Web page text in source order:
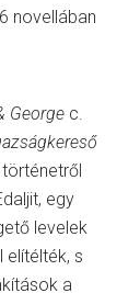
novellában
George c.
egy
levelek
elítélték, s
a